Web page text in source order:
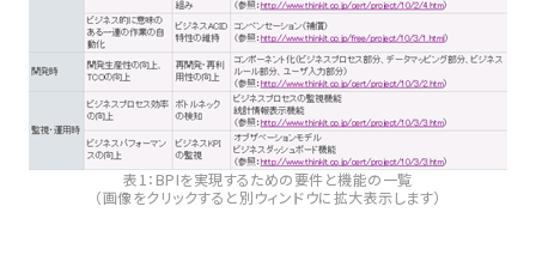
表1：BPIを実現するための要件と機能の一覧
（画像をクリックすると別ウィンドウに拡大表示します）